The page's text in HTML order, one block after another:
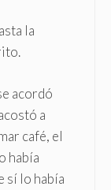
la
acordó
a
café, el
había
sí lo había